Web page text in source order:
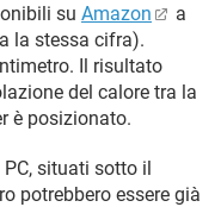
su Amazon
a
la stessa cifra).
Il risultato
del calore tra la
è posizionato.
situati sotto il
potrebbero essere già